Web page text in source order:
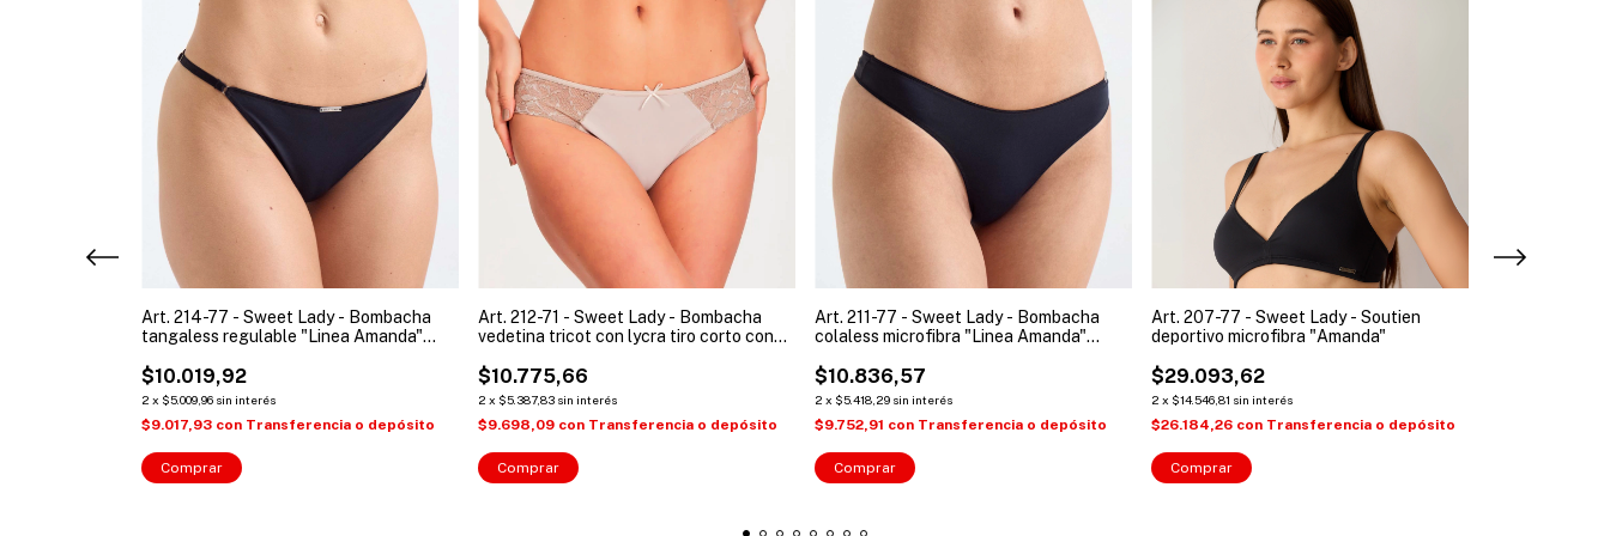
Art. 214-77 - Sweet Lady - Bombacha
tangaless regulable "Linea Amanda"
$10.019,92
2 x $5.009,96 sin interés
$9.017,93 con Transferencia o depósito
Comprar
Art. 212-71 - Sweet Lady - Bombacha
vedetina tricot con lycra tiro corto con
$10.775,66
2 x $5.387,83 sin interés
$9.698,09 con Transferencia o depósito
Comprar
Art. 211-77 - Sweet Lady - Bombacha
colaless microfibra "Linea Amanda"
$10.836,57
2 x $5.418,29 sin interés
$9.752,91 con Transferencia o depósito
Comprar
Art. 207-77 - Sweet Lady - Soutien
deportivo microfibra "Amanda"
$29.093,62
2 x $14.546,81 sin interés
$26.184,26 con Transferencia o depósito
Comprar